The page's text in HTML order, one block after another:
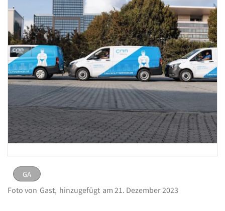
GA
eingestellt vonGast am 21. Dezember
GA
Foto von Gast, hinzugefügt am 21. Dezember 2023